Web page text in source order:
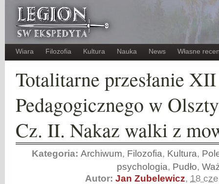
Wiara Filozofia Kultura Nauka News Własne
Totalitarne przesłanie
Pedagogicznego w
Cz. II. Nakaz walki z
Kategoria: Archiwum, Filozofia, Kultura,
psychologia, Pudło,
Autor:Jan Zubelewicz, 18